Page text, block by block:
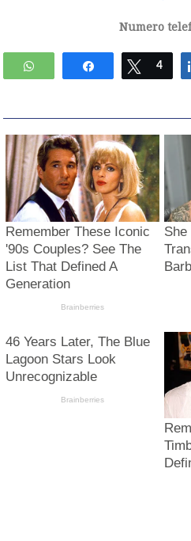
Numero
WhatsApp Compartir Twittear
4